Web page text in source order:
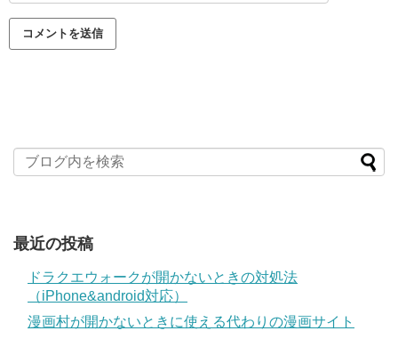
最近の投稿
ドラクエウォークが開かないときの対処法
（iPhone&android対応）
漫画村が開かないときに使える代わりの漫画サイト